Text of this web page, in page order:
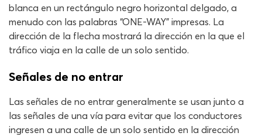
blanca en un rectángulo negro horizontal delgado, a
menudo con las palabras “ONE-WAY” impresas. La
dirección de la flecha mostrará la dirección en la que el
tráfico viaja en la calle de un solo sentido.
Señales de no entrar
Las señales de no entrar generalmente se usan junto a
las señales de una vía para evitar que los conductores
ingresen a una calle de un solo sentido en la dirección